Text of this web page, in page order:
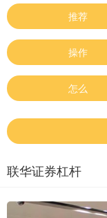
推荐
操作
怎么
联华证券杠杆